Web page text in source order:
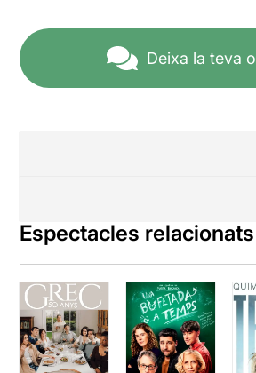
Deixa la teva
Espectacles relacionats